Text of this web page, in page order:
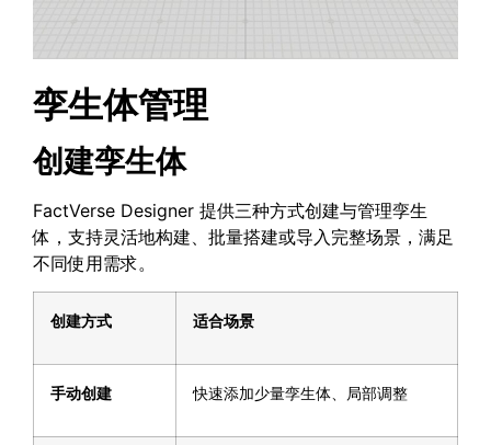
孪生体管理
创建孪生体
FactVerse Designer 提供三种方式创建与管理孪生
体，支持灵活地构建、批量搭建或导入完整场景，满足
不同使用需求。
创建方式 适合场景
手动创建 快速添加少量孪生体、局部调整